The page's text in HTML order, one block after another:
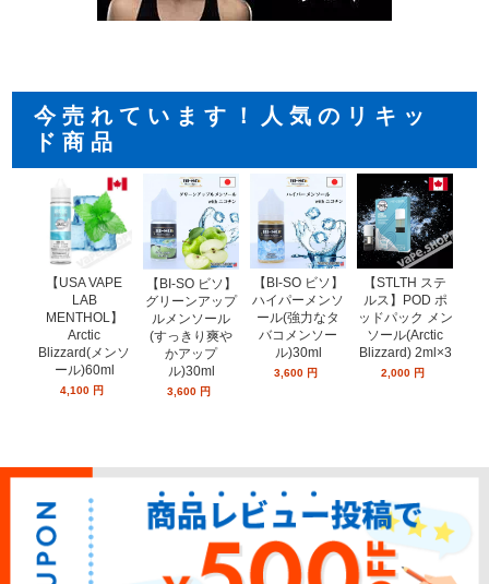
今売れています！人気のリキッ
ド商品
【USA VAPE
LAB
MENTHOL】
Arctic
Blizzard(メンソ
ール)60ml
4,100 円
【BI-SO ビソ】
グリーンアップ
ルメンソール
(すっきり爽や
かアップ
ル)30ml
3,600 円
【BI-SO ビソ】
ハイパーメンソ
ール(強力なタ
バコメンソー
ル)30ml
3,600 円
【STLTH ステ
ルス】POD ポ
ッドパック メン
ソール(Arctic
Blizzard) 2ml×3
2,000 円